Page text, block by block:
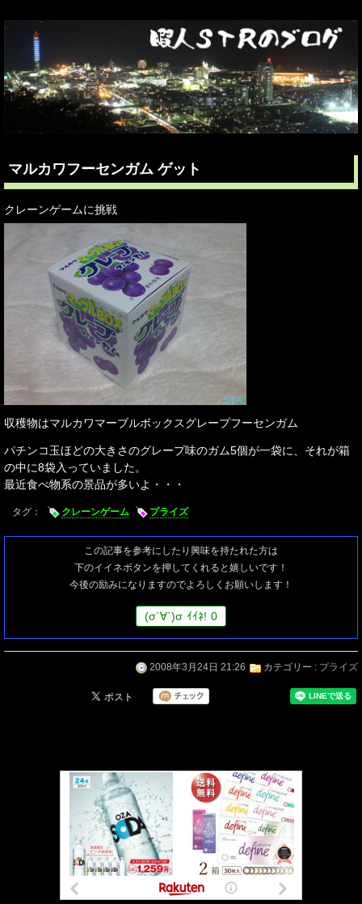
マルカワフーセンガム ゲット
クレーンゲームに挑戦
収穫物はマルカワマーブルボックスグレープフーセンガム
パチンコ玉ほどの大きさのグレープ味のガム5個が一袋に、それが箱
の中に8袋入っていました。
最近食べ物系の景品が多いよ・・・
タグ： クレーンゲーム プライズ
この記事を参考にしたり興味を持たれた方は
下のイイネボタンを押してくれると嬉しいです！
今後の励みになりますのでよろしくお願いします！
(σ´∀`)σ ｲｲﾈ! 0
2008年3月24日 21:26 カテゴリー : プライズ